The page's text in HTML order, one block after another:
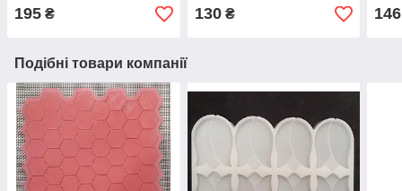
195 ₴ 130₴ 146
Подібні товари компанії